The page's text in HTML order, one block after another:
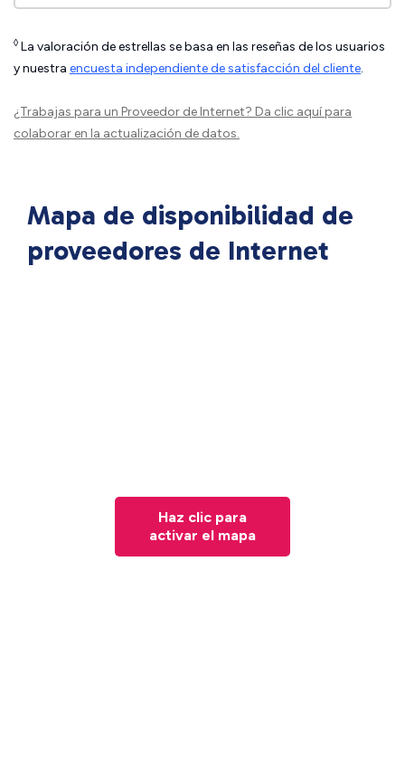
◊ La valoración de estrellas se basa en las reseñas de los usuarios
y nuestra encuesta independiente de satisfacción del cliente.
¿Trabajas para un Proveedor de Internet? Da clic aquípara
colaborar en la actualización de datos.
Mapa de disponibilidad de
proveedores de Internet
Haz clic para
activar el mapa